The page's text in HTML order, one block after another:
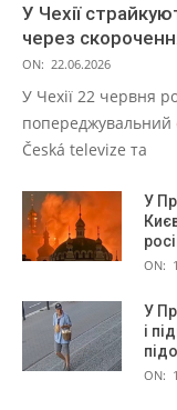
У Чехії
через
ON: 22.06.2026
У Чехії 22 червня
попереджувальний
Česká televize та
У
ON:
У
і
ON: